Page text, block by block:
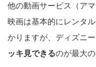
他の動画サービス（ア
映画は基本的にレンタ
かりますが、ディズニ
ッキ見できるのが最大の